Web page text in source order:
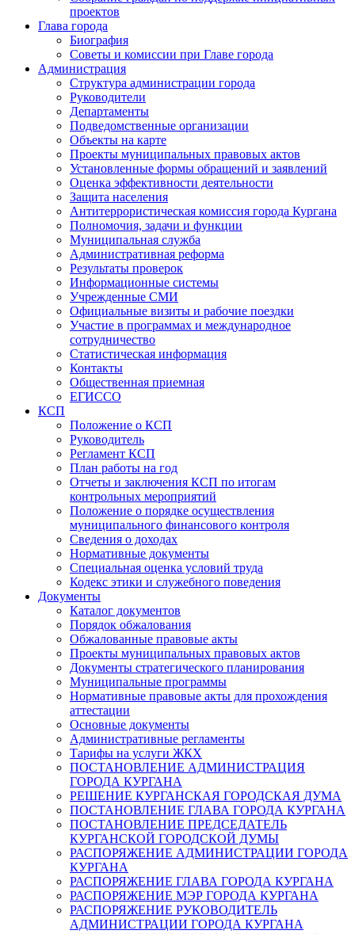
проектов
Глава города
Биография
Советы и комиссии при Главе города
Администрация
Структура администрации города
Руководители
Департаменты
Подведомственные организации
Объекты на карте
Проекты муниципальных правовых актов
Установленные формы обращений и заявлений
Оценка эффективности деятельности
Защита населения
Антитеррористическая комиссия города Кургана
Полномочия, задачи и функции
Муниципальная служба
Административная реформа
Результаты проверок
Информационные системы
Учрежденные СМИ
Официальные визиты и рабочие поездки
Участие в программах и международное
сотрудничество
Статистическая информация
Контакты
Общественная приемная
ЕГИССО
КСП
Положение о КСП
Руководитель
Регламент КСП
План работы на год
Отчеты и заключения КСП по итогам
контрольных мероприятий
Положение о порядке осуществления
муниципального финансового контроля
Сведения о доходах
Нормативные документы
Специальная оценка условий труда
Кодекс этики и служебного поведения
Документы
Каталог документов
Порядок обжалования
Обжалованные правовые акты
Проекты муниципальных правовых актов
Документы стратегического планирования
Муниципальные программы
Нормативные правовые акты для прохождения
аттестации
Основные документы
Административные регламенты
Тарифы на услуги ЖКХ
ПОСТАНОВЛЕНИЕ АДМИНИСТРАЦИЯ
ГОРОДА КУРГАНА
РЕШЕНИЕ КУРГАНСКАЯ ГОРОДСКАЯ ДУМА
ПОСТАНОВЛЕНИЕ ГЛАВА ГОРОДА КУРГАНА
ПОСТАНОВЛЕНИЕ ПРЕДСЕДАТЕЛЬ
КУРГАНСКОЙ ГОРОДСКОЙ ДУМЫ
РАСПОРЯЖЕНИЕ АДМИНИСТРАЦИИ ГОРОДА
КУРГАНА
РАСПОРЯЖЕНИЕ ГЛАВА ГОРОДА КУРГАНА
РАСПОРЯЖЕНИЕ МЭР ГОРОДА КУРГАНА
РАСПОРЯЖЕНИЕ РУКОВОДИТЕЛЬ
АДМИНИСТРАЦИИ ГОРОДА КУРГАНА